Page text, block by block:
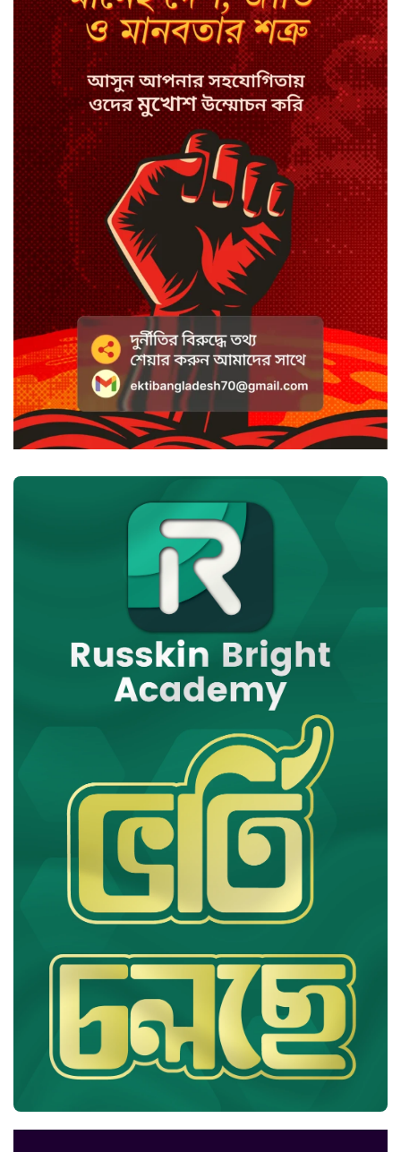
‘গুপ্ত আওয়ামী লীগ’ প্রশ্নে যা বললেন
রুমিন ফারহানা
শ্যামনগরে জামায়াত ছেড়ে বিএনপিতে
যোগ দিলেন ১২ কর্মী
ঢাকায় হালকা বৃষ্টির সম্ভাবনা, বাড়তে
মন্ত্রী-এমপিদের উপস্থিতিতে ইউএনওর
আইফোন চুরি